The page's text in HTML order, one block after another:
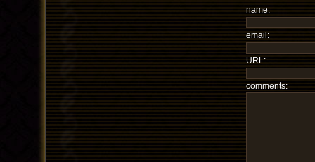
name:
email:
URL:
comments: